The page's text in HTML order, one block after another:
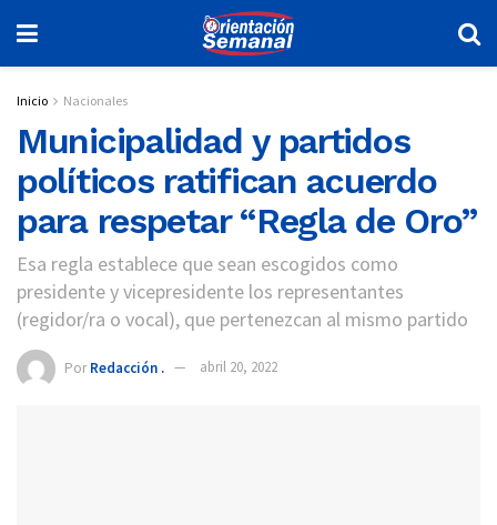
Inicio Nacionales
Municipalidad y partidos
políticos ratifican acuerdo
para respetar “Regla de Oro”
Esa regla establece que sean escogidos como
presidente y vicepresidente los representantes
(regidor/ra o vocal), que pertenezcan al mismo partido
Por Redacción . abril 20, 2022